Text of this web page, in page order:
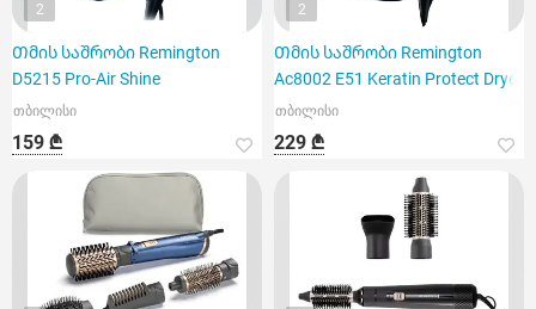
2
Თმის საშრობი Remington
D5215 Pro-Air Shine
თბილისი
159 ₾
2
Თმის საშრობი Remington
Ac8002 E51 Keratin Protect Dryer
თბილისი
229 ₾